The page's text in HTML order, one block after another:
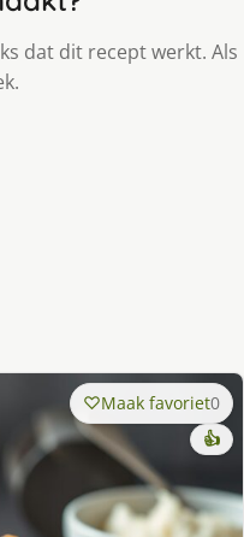
dat dit recept werkt. Als
Maak favoriet0
👍